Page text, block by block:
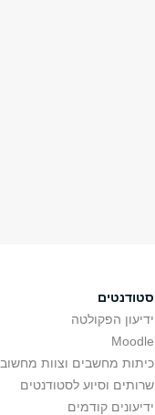
סטודנטים
ידיעון הפקולטה
Moodle
כיתות מחשבים וצוות מחשוב
שרותים וסיוע לסטודנטים
ידיעונים קודמים